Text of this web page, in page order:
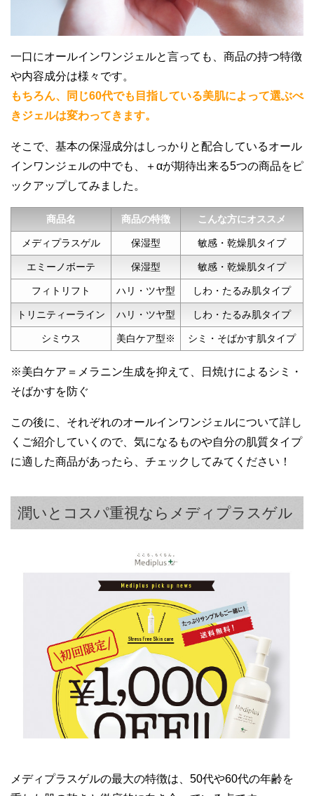
一口にオールインワンジェルと言っても、商品の持つ特徴
や内容成分は様々です。
もちろん、同じ60代でも目指している美肌によって選ぶべ
きジェルは変わってきます。
そこで、基本の保湿成分はしっかりと配合しているオール
インワンジェルの中でも、＋αが期待出来る5つの商品をピ
ックアップしてみました。
商品名 商品の特徴 こんな方にオススメ
メディプラスゲル 保湿型 敏感・乾燥肌タイプ
エミーノボーテ 保湿型 敏感・乾燥肌タイプ
フィトリフト ハリ・ツヤ型 しわ・たるみ肌タイプ
トリニティーライン ハリ・ツヤ型 しわ・たるみ肌タイプ
シミウス 美白ケア型※ シミ・そばかす肌タイプ
※美白ケア＝メラニン生成を抑えて、日焼けによるシミ・
そばかすを防ぐ
この後に、それぞれのオールインワンジェルについて詳し
くご紹介していくので、気になるものや自分の肌質タイプ
に適した商品があったら、チェックしてみてください！
潤いとコスパ重視ならメディプラスゲル
メディプラスゲルの最大の特徴は、50代や60代の年齢を